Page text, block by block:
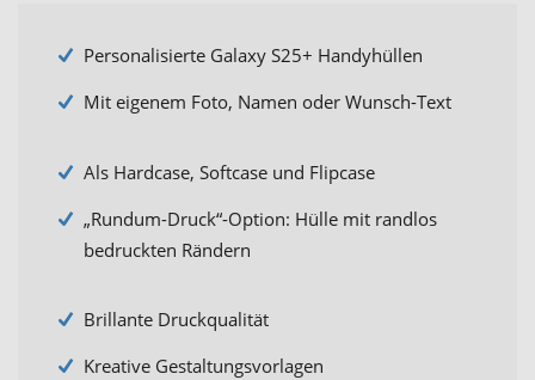
Personalisierte Galaxy S25+ Handyhüllen
Mit eigenem Foto, Namen oder Wunsch-Text
Als Hardcase, Softcase und Flipcase
„Rundum-Druck“-Option: Hülle mit randlos
bedruckten Rändern
Brillante Druckqualität
Kreative Gestaltungsvorlagen